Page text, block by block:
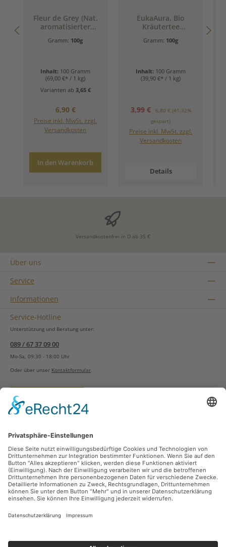
Fleur de Grey (Nat.
aromatisierter
Tee - Bonjour.
Gramm: 100g
Inhalt: 100 Gramm
(69,00 €* / 1 kg)
Varianten ab 3,65 €
Regulärer Preis:
6,90 €
Preise inkl. MwSt. zzgl.
Versandkosten
In den Warenkorb
EukaAura, Bio
Kräutertee
(Einatmen.
Gramm: 100g
Inhalt: 100 Gramm
(39,90 €* / 1 kg)
Verkaufspreis:
3,99 € Regulärer Preis:
6,80 € (41.32%
gespart)
Preise inkl. MwSt. zzgl.
Versandkosten
Details
Versandkostenfrei in D ab 35 €
Über uns
Service
Informationen
Service-Hotline
Unterstützung und Beratung unter:
089 / 67 37 09 00
Mo-Sa, 09:30 - 18:00 Uhr
Oder über unser Kontaktformular.
Vertrag widerrufen
Zahlungsarten
Sicher Einkaufen
Ladengeschäft
Newsletter